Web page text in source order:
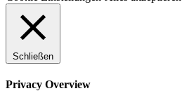
Schließen
Privacy Overview